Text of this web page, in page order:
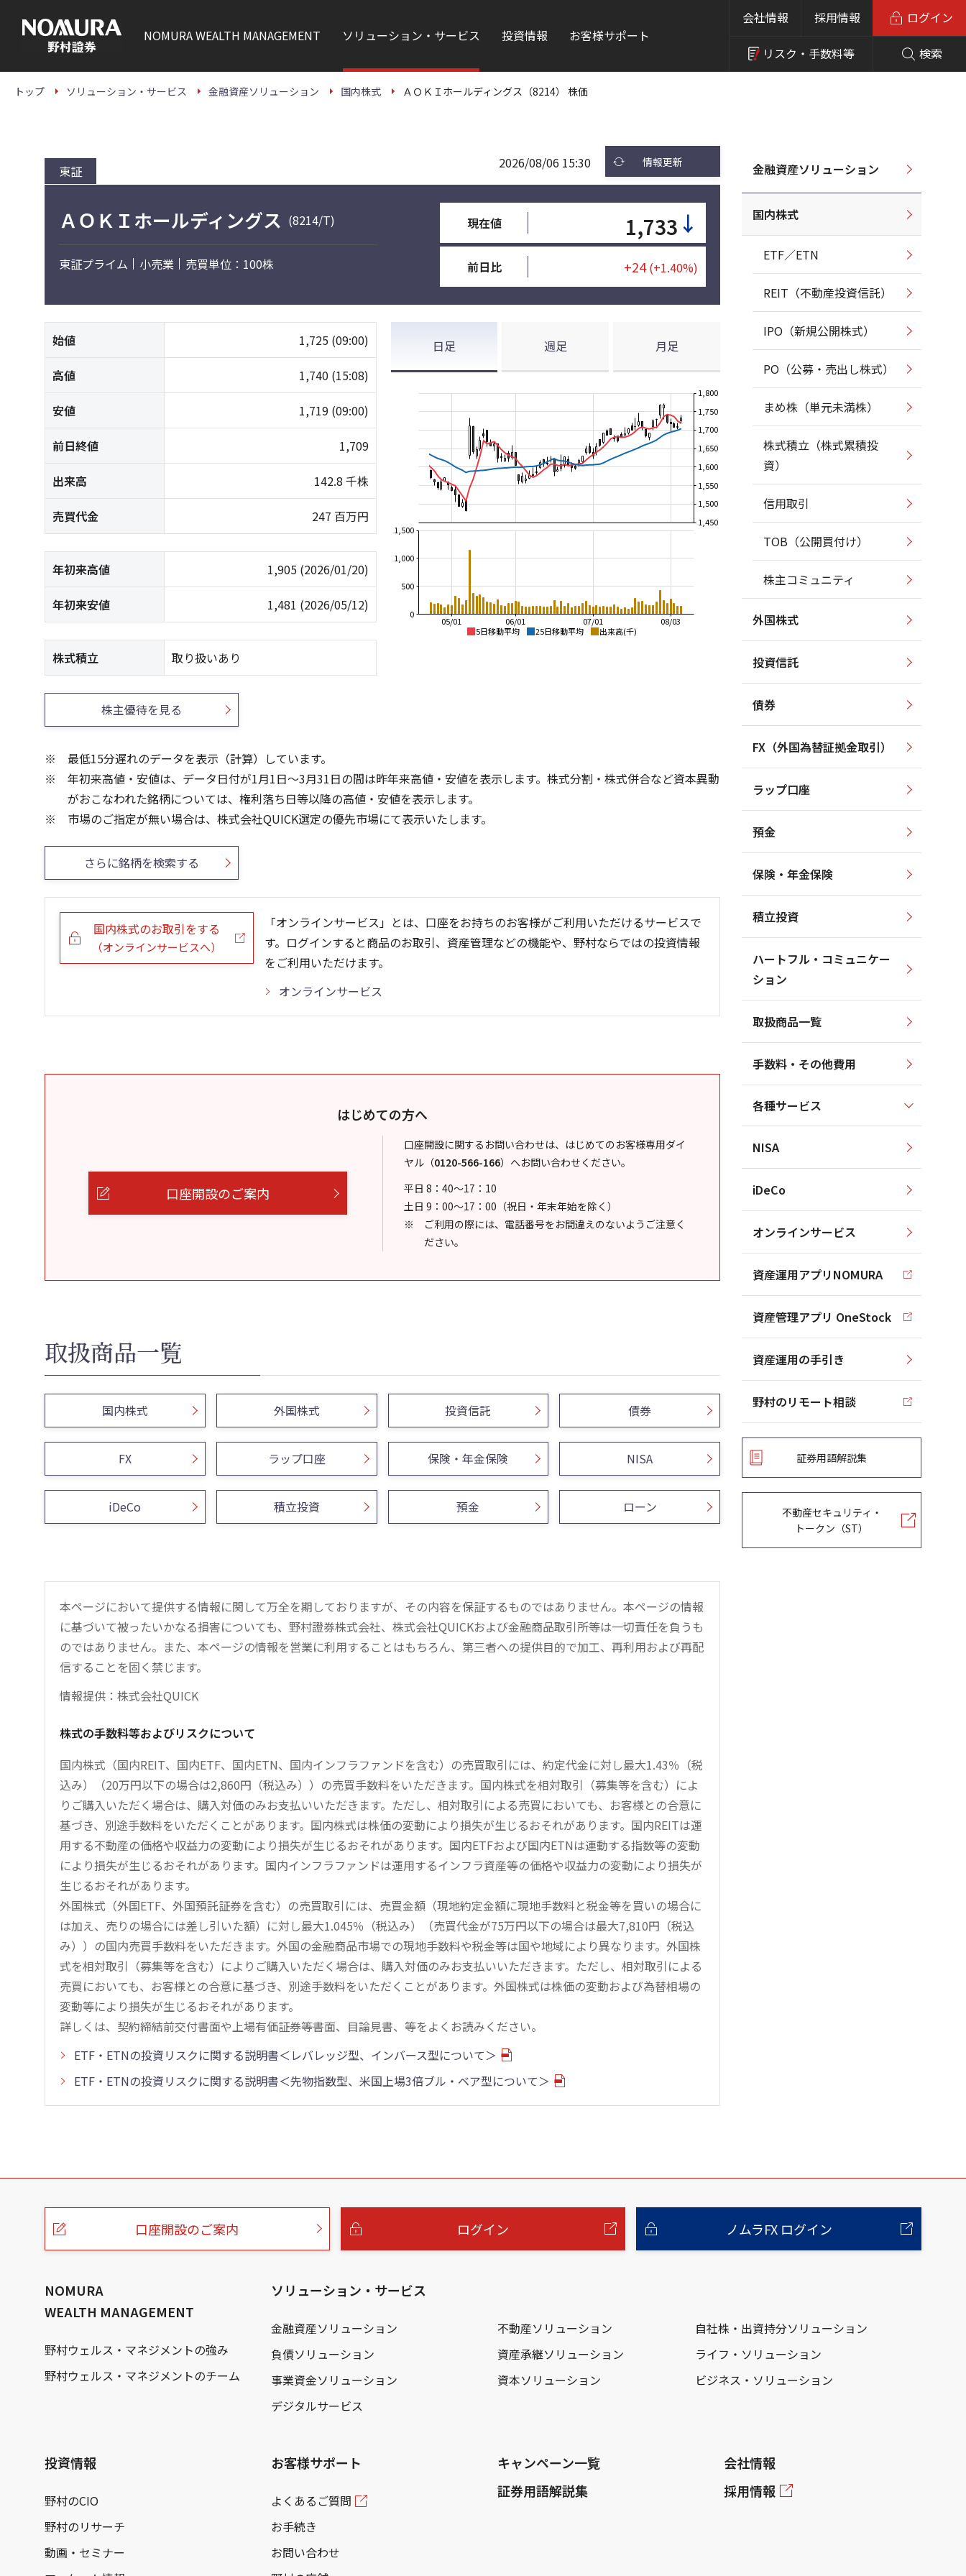
本
NOMURAWEALTH MANAGEMENT ソリューション・サービス 投資情報 お客様サポート
会社情報 採用情報
リスク・ 手数料等 検索
ログイン
トップ ソリューション・サービス 金融資産ソリューション 国内株式 ＡＯＫＩホールディングス（8214） 株価
東証 2026/08/06 15:30 情報更新
ＡＯＫＩホールディングス (8214/T)
東証プライム 小売業 売買単位：100株
現在値 1,733 ↓
前日比 +24(+1.40%)
始値 1,725 (09:00)
高値 1,740 (15:08)
安値 1,719 (09:00)
前日終値 1,709
出来高 142.8 千株
売買代金 247 百万円
年初来高値 1,905 (2026/01/20)
年初来安値 1,481 (2026/05/12)
株式積立 取り扱いあり
日足 週足 月足
5日移動平均 25日移動平均 出来高(千)
08/03
07/01
06/01
05/01
1,450
1,500
1,550
1,600
1,650
1,700
1,750
1,800
0
500
1,000
1,500
13週移動平均 26週移動平均 出来高(千)
400
600
5ヶ月移動平均 25ヶ月移動平均 出来高(千)
600
800
株主優待を見る
最低15分遅れのデータを表示（計算）しています。
年初来高値・安値は、データ日付が1月1日～3月31日の間は昨年来高値・安値を表示します。株式分割・株式併合など資本異動
がおこなわれた銘柄については、権利落ち日等以降の高値・安値を表示します。
市場のご指定が無い場合は、株式会社QUICK選定の優先市場にて表示いたします。
さらに銘柄を検索する
国内株式のお取引をする
（オンラインサービスへ）
「オンラインサービス」とは、口座をお持ちのお客様がご利用いただけるサービスで
す。ログインすると商品のお取引、資産管理などの機能や、野村ならではの投資情報
をご利用いただけます。
オンラインサービス
はじめての方へ
口座開設のご案内
口座開設に関するお問い合わせは、はじめてのお客様専用ダイ
ヤル （0120-566-166） へお問い合わせください。
平日 8：40～17：10
土日 9：00～17：00（祝日・年末年始を除く）
ご利用の際には、電話番号をお間違えのないようご注意く
ださい。
取扱商品一覧
国内株式 外国株式 投資信託 債券
FX ラップ口座 保険・年金保険 NISA
iDeCo 積立投資 預金 ローン
本ページにおいて提供する情報に関して万全を期しておりますが、その内容を保証するものではありません。本ページの情報
に基づいて被ったいかなる損害についても、野村證券株式会社、株式会社QUICKおよび金融商品取引所等は一切責任を負うも
のではありません。また、本ページの情報を営業に利用することはもちろん、第三者への提供目的で加工、再利用および再配
信することを固く禁じます。
情報提供：株式会社QUICK
株式の手数料等およびリスクについて
国内株式（国内REIT、国内ETF、国内ETN、国内インフラファンドを含む）の売買取引には、約定代金に対し最大1.43％（税
込み）（20万円以下の場合は2,860円（税込み））の売買手数料をいただきます。国内株式を相対取引（募集等を含む）によ
りご購入いただく場合は、購入対価のみお支払いいただきます。ただし、相対取引による売買においても、お客様との合意に
基づき、別途手数料をいただくことがあります。国内株式は株価の変動により損失が生じるおそれがあります。国内REITは運
用する不動産の価格や収益力の変動により損失が生じるおそれがあります。国内ETFおよび国内ETNは連動する指数等の変動
により損失が生じるおそれがあります。国内インフラファンドは運用するインフラ資産等の価格や収益力の変動により損失が
生じるおそれがあります。
外国株式（外国ETF、外国預託証券を含む）の売買取引には、売買金額（現地約定金額に現地手数料と税金等を買いの場合に
は加え、売りの場合には差し引いた額）に対し最大1.045％（税込み）（売買代金が75万円以下の場合は最大7,810円（税込
み））の国内売買手数料をいただきます。外国の金融商品市場での現地手数料や税金等は国や地域により異なります。外国株
式を相対取引（募集等を含む）によりご購入いただく場合は、購入対価のみお支払いいただきます。ただし、相対取引による
売買においても、お客様との合意に基づき、別途手数料をいただくことがあります。外国株式は株価の変動および為替相場の
変動等により損失が生じるおそれがあります。
詳しくは、契約締結前交付書面や上場有価証券等書面、目論見書、等をよくお読みください。
ETF・ETNの投資リスクに関する説明書＜レバレッジ型、インバース型について＞
ETF・ETNの投資リスクに関する説明書＜先物指数型、米国上場3倍ブル・ベア型について＞
金融資産ソリューション
国内株式
ETF／ETN
REIT（不動産投資信託）
IPO（新規公開株式）
PO（公募・売出し株式）
まめ株（単元未満株）
株式積立（株式累積投
資）
信用取引
TOB（公開買付け）
株主コミュニティ
外国株式
投資信託
債券
FX（外国為替証拠金取引）
ラップ口座
預金
保険・年金保険
積立投資
ハートフル・コミュニケー
ション
取扱商品一覧
手数料・その他費用
各種サービス
NISA
iDeCo
オンラインサービス
資産運用アプリNOMURA
資産管理アプリ OneStock
資産運用の手引き
野村のリモート相談
証券用語解説集
不動産セキュリティ・
トークン（ST）
こ
口座開設のご案内 ログイン ノムラFX ログイン
NOMURA
WEALTH MANAGEMENT
野村ウェルス・マネジメントの強み
野村ウェルス・マネジメントのチーム
ソリューション・サービス
金融資産ソリューション 不動産ソリューション
自社株・出資持分ソリューション
負債ソリューション
資産承継ソリューション
ライフ・ソリューション
事業資金ソリューション
資本ソリューション
ビジネス・ソリューション
デジタルサービス
投資情報
野村のCIO
野村のリサーチ
動画・セミナー
お客様サポート
よくあるご質問
お手続き
お問い合わせ
キャンペーン一覧
証券用語解説集
会社情報
採用情報